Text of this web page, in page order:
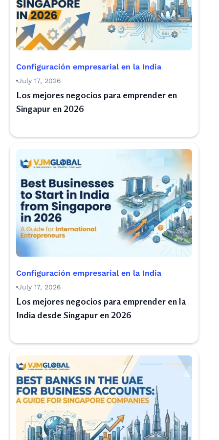
Configuración empresarial en la India
July 17, 2026
Los mejores negocios para emprender en
Singapur en 2026
Configuración empresarial en la India
July 17, 2026
Los mejores negocios para emprender en la
India desde Singapur en 2026